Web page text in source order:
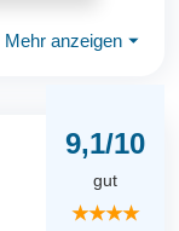
Mehr anzeigen ⏷
9,1/10
gut
★★★★